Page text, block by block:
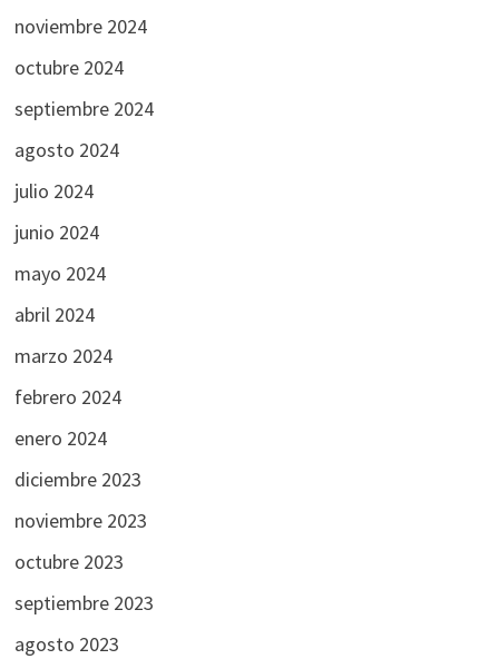
noviembre 2024
octubre 2024
septiembre 2024
agosto 2024
julio 2024
junio 2024
mayo 2024
abril 2024
marzo 2024
febrero 2024
enero 2024
diciembre 2023
noviembre 2023
octubre 2023
septiembre 2023
agosto 2023